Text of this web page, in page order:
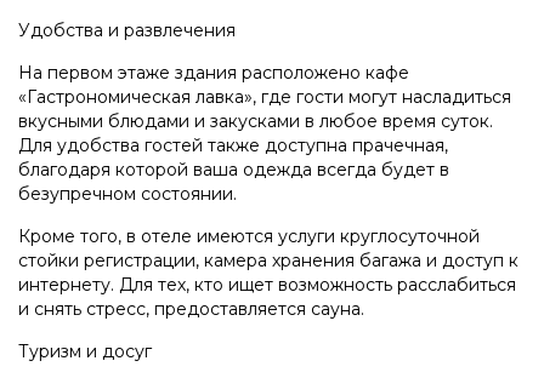
Удобства и развлечения
На первом этаже здания расположено кафе
«Гастрономическая лавка», где гости могут насладиться
вкусными блюдами и закусками в любое время суток.
Для удобства гостей также доступна прачечная,
благодаря которой ваша одежда всегда будет в
безупречном состоянии.
Кроме того, в отеле имеются услуги круглосуточной
стойки регистрации, камера хранения багажа и доступ к
интернету. Для тех, кто ищет возможность расслабиться
и снять стресс, предоставляется сауна.
Туризм и досуг